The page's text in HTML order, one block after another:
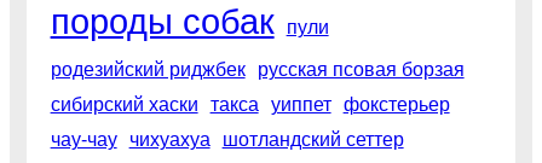
породы собак пули
родезийский риджбек
русская псовая борзая
сибирский хаски
такса уиппет
фокстерьер
чау-чау
чихуахуа
шотландский сеттер